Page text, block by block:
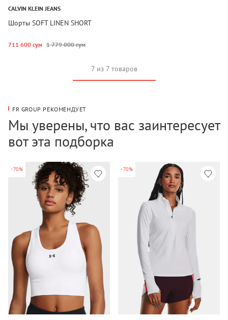
CALVIN KLEIN JEANS
Шорты SOFT LINEN SHORT
711 600 сум 1 779 000 сум
7 из 7 товаров
FR GROUP РЕКОМЕНДУЕТ
Мы уверены, что вас заинтересует
вот эта подборка
-70% -70%